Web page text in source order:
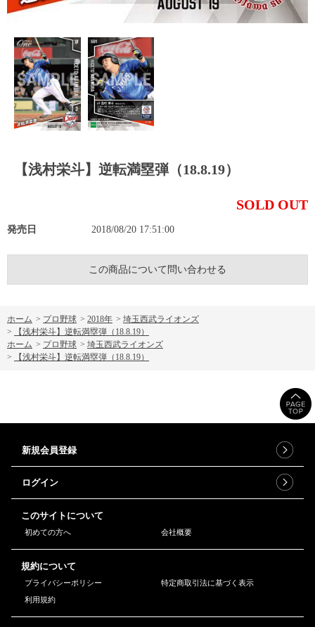
【浅村栄斗】逆転満塁弾（18.8.19）
SOLD OUT
発売日 2018/08/20 17:51:00
この商品について問い合わせる
ホーム > プロ野球 > 2018年 > 埼玉西武ライオンズ
>
【浅村栄斗】逆転満塁弾（18.8.19）
ホーム > プロ野球 > 埼玉西武ライオンズ
>
【浅村栄斗】逆転満塁弾（18.8.19）
新規会員登録
ログイン
このサイトについて
初めての方へ 会社概要
規約について
プライバシーポリシー
特定商取引法に基づく表示
利用規約